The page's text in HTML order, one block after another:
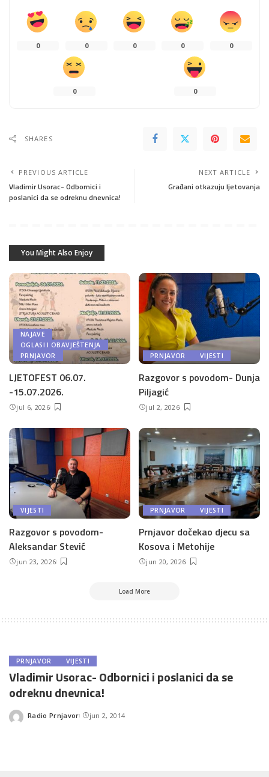
0 0 0 0 0
0 0
SHARES
PREVIOUS ARTICLE
Vladimir Usorac- Odbornici i
poslanici da se odreknu dnevnica!
NEXT ARTICLE
Građani otkazuju ljetovanja
You Might Also Enjoy
NAJAVE
OGLASI I OBAVJEŠTENJA
PRNJAVOR
LJETOFEST 06.07.
-15.07.2026.
jul 6, 2026
PRNJAVOR VIJESTI
Razgovor s povodom- Dunja
Piljagić
jul 2, 2026
VIJESTI
Razgovor s povodom-
Aleksandar Stević
jun 23, 2026
PRNJAVOR VIJESTI
Prnjavor dočekao djecu sa
Kosova i Metohije
jun 20, 2026
Load More
PRNJAVOR VIJESTI
Vladimir Usorac- Odbornici i poslanici da se
odreknu dnevnica!
Posted
Radio Prnjavor jun 2, 2014